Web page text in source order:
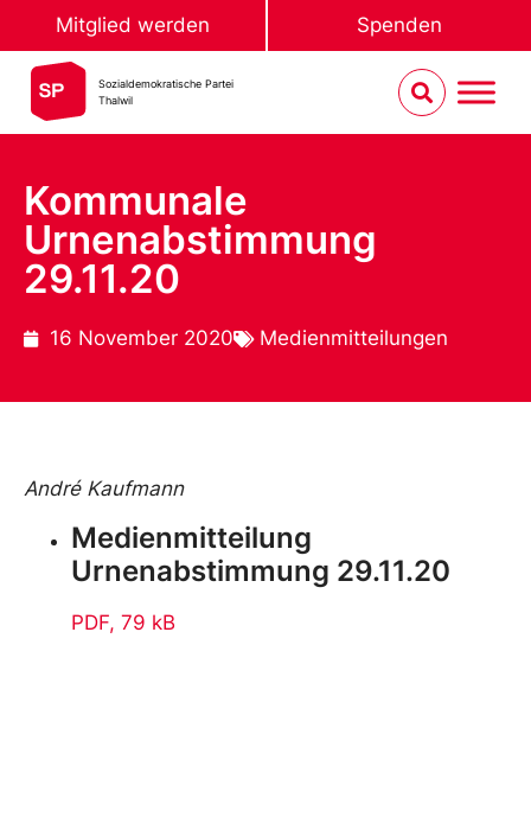
Mitglied werden Spenden
Sozialdemokratische Partei
Thalwil
Kommunale
Urnenabstimmung
29.11.20
16 November 2020 Medienmitteilungen
André Kaufmann
Medienmitteilung
Urnenabstimmung 29.11.20
PDF, 79 kB